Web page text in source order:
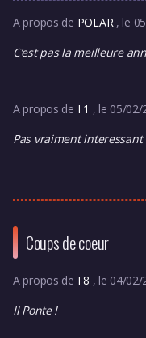
A propos de POLAR , le
C’est pas la meilleure
A propos de I 1 , le 05/02/
Pas vraiment
Coups de coeur
A propos de I 8 , le 04/02/
Il Ponte !